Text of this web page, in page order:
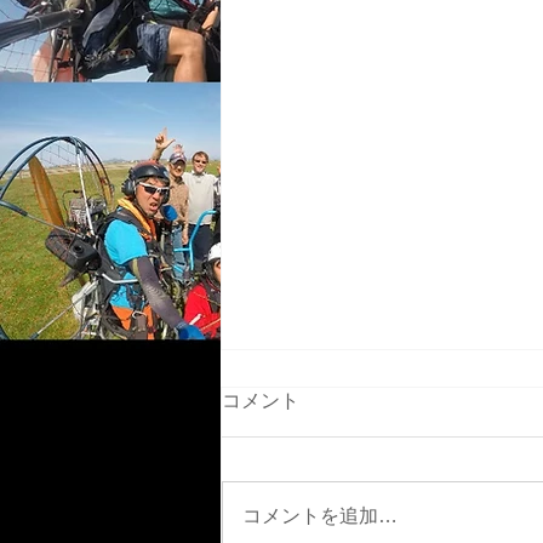
5月2日GW中盤
コメント
コメントを追加…